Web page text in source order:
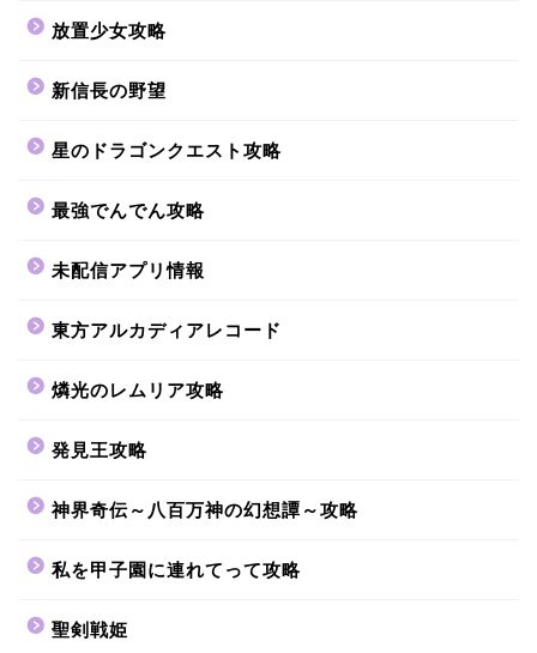
放置少女攻略
新信長の野望
星のドラゴンクエスト攻略
最強でんでん攻略
未配信アプリ情報
東方アルカディアレコード
燐光のレムリア攻略
発見王攻略
神界奇伝～八百万神の幻想譚～攻略
私を甲子園に連れてって攻略
聖剣戦姫